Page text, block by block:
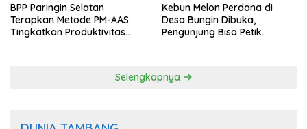
BPP Paringin Selatan
Terapkan Metode PM-AAS
Tingkatkan Produktivitas
Kebun Melon Perdana di
Desa Bungin Dibuka,
Pengunjung Bisa Petik
Selengkapnya